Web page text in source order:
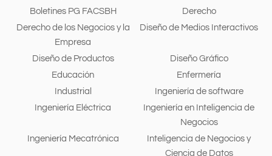
Boletines PG FACSBH
Derecho
Derecho de los Negocios y la
Empresa
Diseño de Medios Interactivos
Diseño de Productos
Diseño Gráfico
Educación
Enfermería
Industrial
Ingeniería de software
Ingeniería Eléctrica
Ingeniería en Inteligencia de
Negocios
Ingeniería Mecatrónica
Inteligencia de Negocios y
Ciencia de Datos